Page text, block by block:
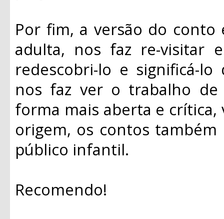
Por fim, a versão do
adulta, nos faz re-visitar
redescobri-lo e significá-
nos faz ver o trabalho de
forma mais aberta e
origem, os contos
público infantil.
Recomendo!